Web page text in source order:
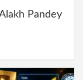
Pandey